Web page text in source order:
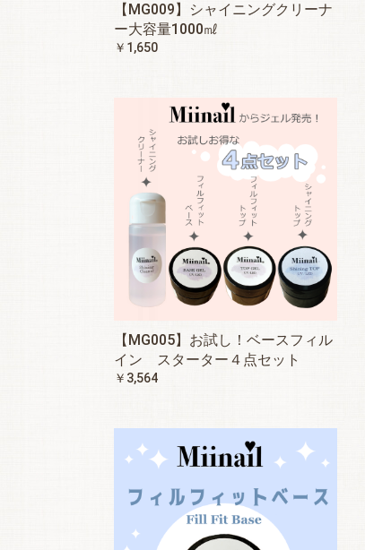
【MG009】シャイニングクリーナ
ー大容量1000㎖
￥1,650
【MG005】お試し！ベースフィル
イン スターター４点セット
￥3,564